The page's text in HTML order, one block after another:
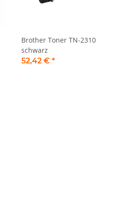
Brother Toner TN-2310
schwarz
52,42 € *